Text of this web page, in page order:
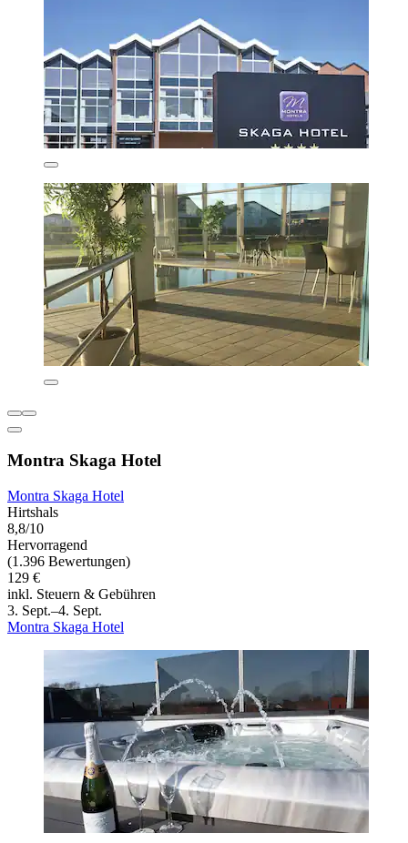
Montra Skaga Hotel
Montra Skaga Hotel
Hirtshals
8,8/10
Hervorragend
(1.396 Bewertungen)
129 €
inkl. Steuern & Gebühren
3. Sept.–4. Sept.
Montra Skaga Hotel